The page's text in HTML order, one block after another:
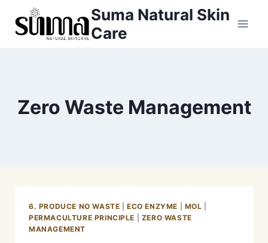
Suma Natural Skin
Care
Zero Waste Management
6. PRODUCE NO WASTE |ECO ENZYME MOL
PERMACULTURE PRINCIPLE
ZERO WASTE
MANAGEMENT